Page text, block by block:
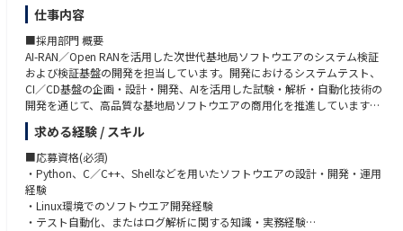
■仕事の魅力
・AI-RAN／Open RANの商用化を支える基地局ソフトウエア開発に携わる
ことができます。
・Layer1～Layer3まで幅広いRANソフトウエア開発を通じて、高い専門性
を身につけることができます。
・GPUやAIなど最先端技術を活用したソフトウエア開発に挑戦できます。
・次世代モバイルネットワークを支える社会インフラの開発に携わること
ができます。
仕事内容
■採用部門 概要
AI-RAN／Open RANを活用した次世代基地局ソフトウエアのシステム検証
および検証基盤の開発を担当しています。開発におけるシステムテスト、
CI／CD基盤の企画・設計・開発、AIを活用した試験・解析・自動化技術の
開発を通じて、高品質な基地局ソフトウエアの商用化を推進しています。
■職務内容
【ミッション】
AIを活用した開発・検証基盤（CI／CD）の構築・高度化を通じて、AI-RAN
開発の品質向上と開発効率の最大化を実現し、次世代基地局ソフトウエア
の商用化に貢献していただきます。
求める経験 / スキル
■応募資格(必須)
・Python、C／C++、Shellなどを用いたソフトウエアの設計・開発・運用
経験
・Linux環境でのソフトウエア開発経験
・テスト自動化、またはログ解析に関する知識・実務経験